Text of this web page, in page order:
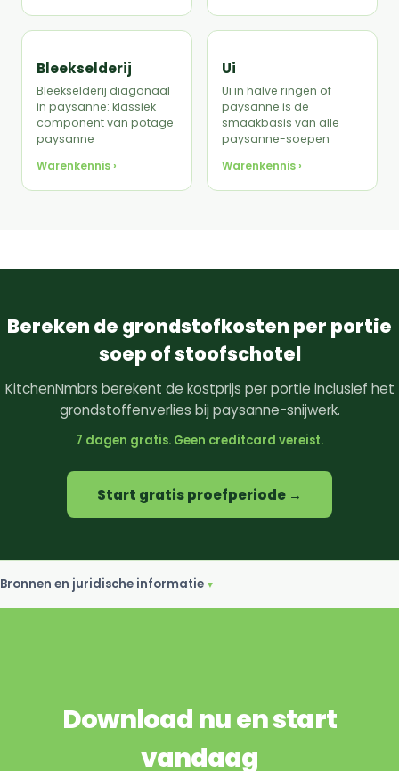
Bleekselderij
Bleekselderij diagonaal
in paysanne: klassiek
component van potage
paysanne
Warenkennis ›
Ui
Ui in halve ringen of
paysanne is de
smaakbasis van alle
paysanne-soepen
Warenkennis ›
Bereken de grondstofkosten per portie
soep of stoofschotel
KitchenNmbrs berekent de kostprijs per portie inclusief het
grondstoffenverlies bij paysanne-snijwerk.
7 dagen gratis. Geen creditcard vereist.
Start gratis proefperiode →
Bronnen en juridische informatie
Download nu en start
vandaag